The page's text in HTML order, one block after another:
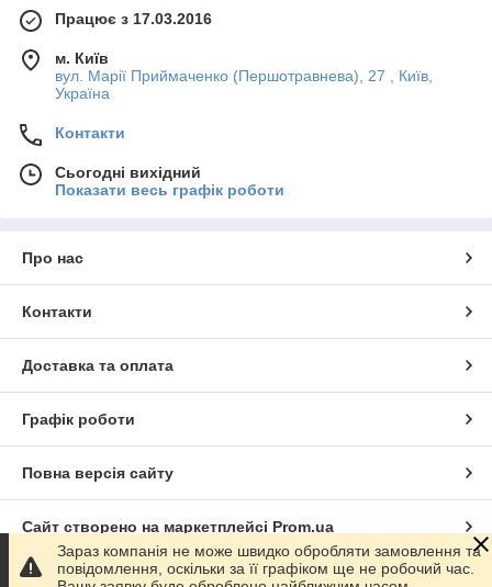
Працює з 17.03.2016
м. Київ
вул. Марії Приймаченко (Першотравнева), 27 , Київ,
Україна
Контакти
Сьогодні вихідний
Показати весь графік роботи
Про нас
Контакти
Доставка та оплата
Графік роботи
Повна версія сайту
Сайт створено на маркетплейсі Prom.ua
Політика конфіденційності
Зараз компанія не може швидко обробляти замовлення та
повідомлення, оскільки за її графіком ще не робочий час.